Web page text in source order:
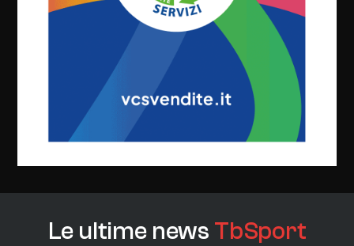
Le ultime news TbSport